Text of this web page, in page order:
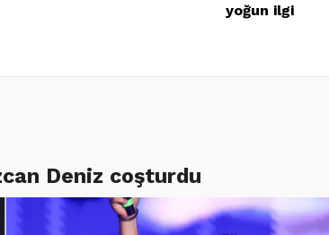
yoğun ilgi
Deniz coşturdu